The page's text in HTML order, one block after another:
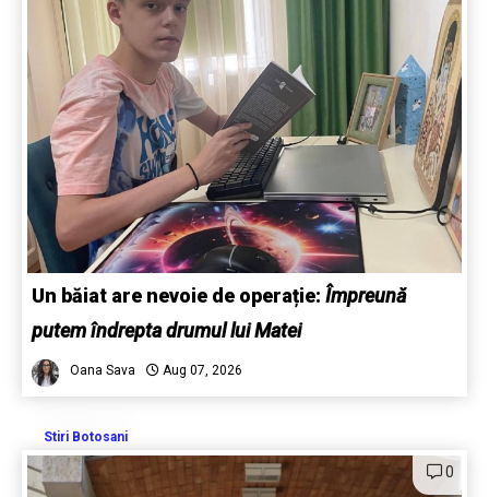
Un băiat are nevoie de operație: Împreună
putem îndrepta drumul lui Matei
Oana Sava Aug 07, 2026
Stiri Botosani
0